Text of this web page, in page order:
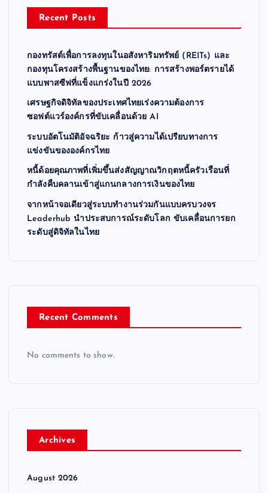
g
i
n
a
i
o
Recent Posts
กองทรัสต์เพื่อการลงทุนในอสังหาริมทรัพย์ (REITs) และ
กองทุนโครงสร้างพื้นฐานของไทย: การสร้างพอร์ตรายได้
แบบพาสซีฟที่แข็งแกร่งในปี 2026
เศรษฐกิจดิจิทัลของประเทศไทยเร่งความต้องการ
ซอฟต์แวร์องค์กรที่ขับเคลื่อนด้วย AI
ระบบอัตโนมัติอัจฉริยะ ก้าวสู่ความได้เปรียบทางการ
แข่งขันขององค์กรไทย
หนี้ด้อยคุณภาพที่เพิ่มขึ้นส่งสัญญาณวิกฤตหนี้ครัวเรือนที่
กำลังคืบคลานเข้าสู่แกนกลางการเงินของไทย
จากหน้าจอเดียวสู่ระบบทำงานร่วมกันแบบครบวงจร
Leaderhub นำประสบการณ์ระดับโลก ขับเคลื่อนการยก
ระดับสู่ดิจิทัลในไทย
Recent Comments
No comments to show.
Archives
August 2026